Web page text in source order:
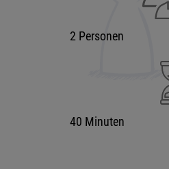
2 Personen
40 Minuten